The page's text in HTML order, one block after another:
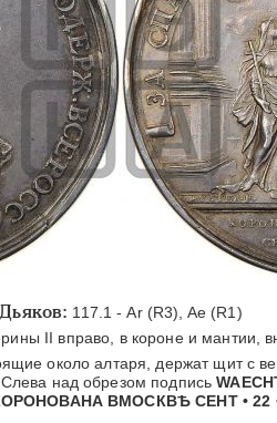
Дьяков: 117.1 - Ar (R3), Aе (R1)
II вправо, в короне и мантии,
около алтаря, держат щит с
Слева над обрезом подпись
ВМОСКВѢ СЕНТ • 22 •